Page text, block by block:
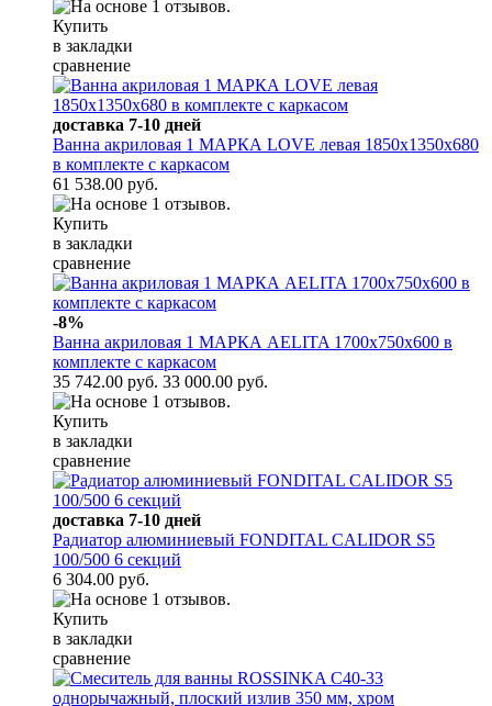
Купить
в закладки
сравнение
доставка 7-10 дней
Ванна акриловая 1 МАРКА LOVE левая 1850х1350х680
в комплекте с каркасом
61 538.00 руб.
Купить
в закладки
сравнение
-8%
Ванна акриловая 1 МАРКА AELITA 1700х750х600 в
комплекте с каркасом
35 742.00 руб. 33 000.00 руб.
Купить
в закладки
сравнение
доставка 7-10 дней
Радиатор алюминиевый FONDITAL CALIDOR S5
100/500 6 секций
6 304.00 руб.
Купить
в закладки
сравнение